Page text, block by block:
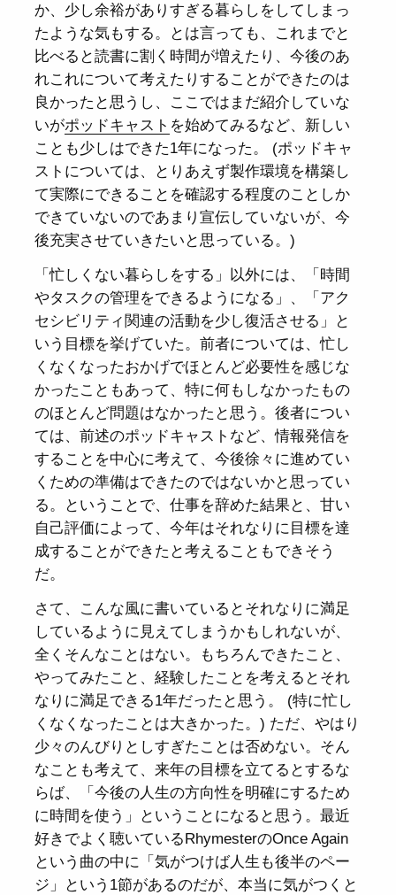
か、少し余裕がありすぎる暮らしをしてしまっ
たような気もする。とは言っても、これまでと
比べると読書に割く時間が増えたり、今後のあ
れこれについて考えたりすることができたのは
良かったと思うし、ここではまだ紹介していな
いがポッドキャスト を始めてみるなど、新しい
ことも少しはできた1年になった。 (ポッドキャ
ストについては、とりあえず製作環境を構築し
て実際にできることを確認する程度のことしか
できていないのであまり宣伝していないが、今
後充実させていきたいと思っている。)
「忙しくない暮らしをする」以外には、「時間
やタスクの管理をできるようになる」、「アク
セシビリティ関連の活動を少し復活させる」と
いう目標を挙げていた。前者については、忙し
くなくなったおかげでほとんど必要性を感じな
かったこともあって、特に何もしなかったもの
のほとんど問題はなかったと思う。後者につい
ては、前述のポッドキャストなど、情報発信を
することを中心に考えて、今後徐々に進めてい
くための準備はできたのではないかと思ってい
る。ということで、仕事を辞めた結果と、甘い
自己評価によって、今年はそれなりに目標を達
成することができたと考えることもできそう
だ。
さて、こんな風に書いているとそれなりに満足
しているように見えてしまうかもしれないが、
全くそんなことはない。もちろんできたこと、
やってみたこと、経験したことを考えるとそれ
なりに満足できる1年だったと思う。 (特に忙し
くなくなったことは大きかった。) ただ、やはり
少々のんびりとしすぎたことは否めない。そん
なことも考えて、来年の目標を立てるとするな
らば、「今後の人生の方向性を明確にするため
に時間を使う」ということになると思う。最近
好きでよく聴いているRhymesterのOnce Again
という曲の中に「気がつけば人生も後半のペー
ジ」という1節があるのだが、本当に気がつくと